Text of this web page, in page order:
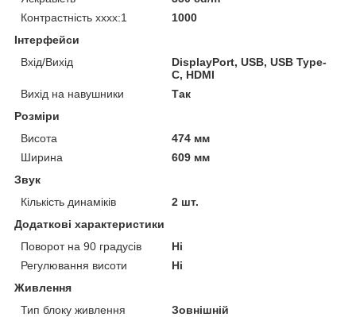
Контрастність хххх:1
1000
Інтерфейси
Вхід/Вихід
DisplayPort, USB, USB Type-
C, HDMI
Вихід на навушники
Так
Розміри
Висота
474 мм
Ширина
609 мм
Звук
Кількість динаміків
2 шт.
Додаткові характеристики
Поворот на 90 градусів
Ні
Регулювання висоти
Ні
Живлення
Тип блоку живлення
Зовнішній